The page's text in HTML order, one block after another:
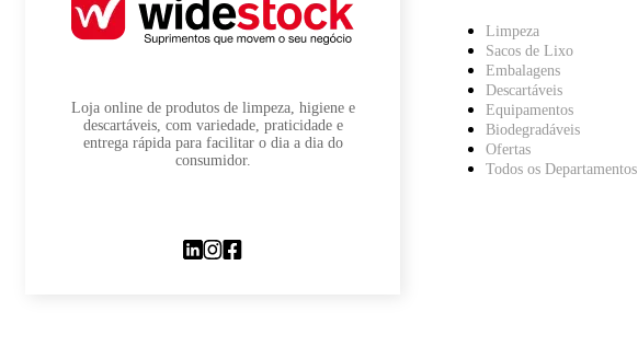
Loja online de produtos de limpeza, higiene e
descartáveis, com variedade, praticidade e
entrega rápida para facilitar o dia a dia do
consumidor.
Limpeza
Sacos de Lixo
Embalagens
Descartáveis
Equipamentos
Biodegradáveis
Ofertas
Todos os Departamentos